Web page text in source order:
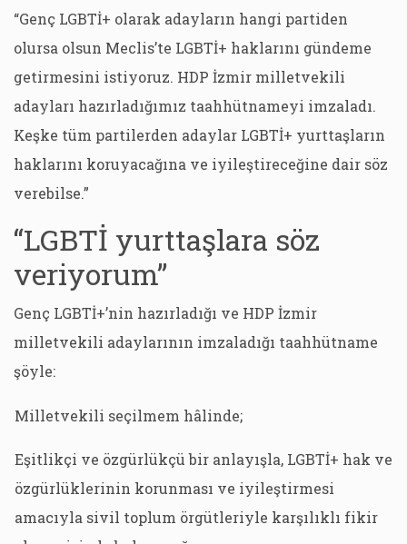
“Genç LGBTİ+ olarak adayların hangi partiden
olursa olsun Meclis’te LGBTİ+ haklarını gündeme
getirmesini istiyoruz. HDP İzmir milletvekili
adayları hazırladığımız taahhütnameyi imzaladı.
Keşke tüm partilerden adaylar LGBTİ+ yurttaşların
haklarını koruyacağına ve iyileştireceğine dair söz
verebilse.”
“LGBTİ yurttaşlara söz
veriyorum”
Genç LGBTİ+’nin hazırladığı ve HDP İzmir
milletvekili adaylarının imzaladığı taahhütname
şöyle:
Milletvekili seçilmem hâlinde;
Eşitlikçi ve özgürlükçü bir anlayışla, LGBTİ+ hak ve
özgürlüklerinin korunması ve iyileştirmesi
amacıyla sivil toplum örgütleriyle karşılıklı fikir